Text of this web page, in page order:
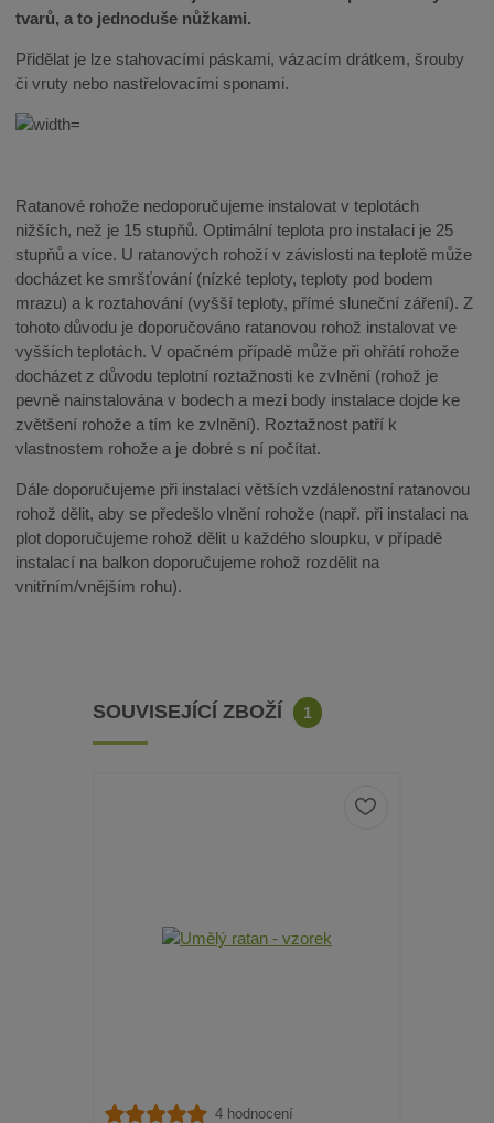
tvarů, a to jednoduše nůžkami.
Přidělat je lze stahovacími páskami, vázacím drátkem, šrouby
či vruty nebo nastřelovacími sponami.
Ratanové rohože nedoporučujeme instalovat v teplotách
nižších, než je 15 stupňů. Optimální teplota pro instalaci je 25
stupňů a více. U ratanových rohoží v závislosti na teplotě může
docházet ke smršťování (nízké teploty, teploty pod bodem
mrazu) a k roztahování (vyšší teploty, přímé sluneční záření). Z
tohoto důvodu je doporučováno ratanovou rohož instalovat ve
vyšších teplotách. V opačném případě může při ohřátí rohože
docházet z důvodu teplotní roztažnosti ke zvlnění (rohož je
pevně nainstalována v bodech a mezi body instalace dojde ke
zvětšení rohože a tím ke zvlnění). Roztažnost patří k
vlastnostem rohože a je dobré s ní počítat.
Dále doporučujeme při instalaci větších vzdálenostní ratanovou
rohož dělit, aby se předešlo vlnění rohože (např. při instalaci na
plot doporučujeme rohož dělit u každého sloupku, v případě
instalací na balkon doporučujeme rohož rozdělit na
vnitřním/vnějším rohu).
SOUVISEJÍCÍ ZBOŽÍ 1
4 hodnocení